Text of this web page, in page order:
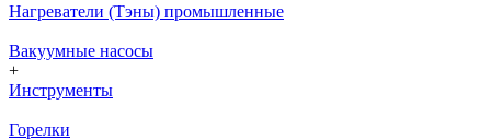
Нагреватели (Тэны) промышленные
Вакуумные насосы
+
Инструменты
Горелки